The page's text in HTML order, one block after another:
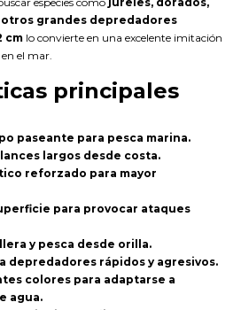
otros grandes depredadores
cm lo convierte en una excelente imitación
el mar.
principales
paseante para pesca marina.
largos desde costa.
reforzado para mayor
para provocar ataques
y pesca desde orilla.
depredadores rápidos y agresivos.
colores para adaptarse a
agua.